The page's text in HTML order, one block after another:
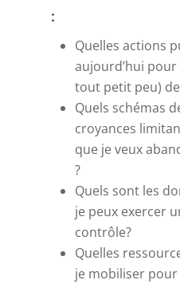
:
Quelles actions
aujourd’hui
tout petit peu)
Quels schémas
croyances
que je veux
?
Quels sont les
je peux exercer
contrôle?
Quelles
je mobiliser pour